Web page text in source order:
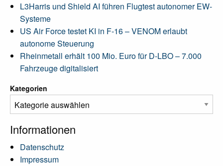
L3Harris und Shield AI führen Flugtest autonomer EW-
Systeme
US Air Force testet KI in F-16 – VENOM erlaubt
autonome Steuerung
Rheinmetall erhält 100 Mio. Euro für D-LBO – 7.000
Fahrzeuge digitalisiert
Kategorien
Informationen
Datenschutz
Impressum